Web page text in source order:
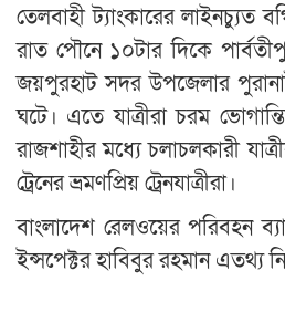
তেলবাহী ট্যাংকারের লাইনচ্যুত
রাত পৌনে ১০টার দিকে
জয়পুরহাট সদর উপজেলার
ঘটে। এতে যাত্রীরা চরম
রাজশাহীর মধ্যে চলাচলকারী
ট্রেনের ভ্রমণপ্রিয় ট্রেনযাত্রীরা।
বাংলাদেশ রেলওয়ের পরিবহন
ইন্সপেক্টর হাবিবুর রহমান এতথ্য